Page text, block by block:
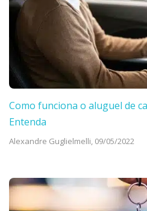
Como funciona o aluguel de
Entenda
Alexandre Guglielmelli, 09/05/2022